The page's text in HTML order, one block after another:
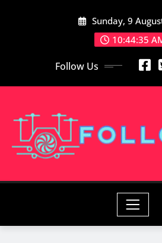
Sunday, 9
10:44:36
Follow Us